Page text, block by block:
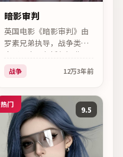
暗影审判
英国电影《暗影审判》由
罗素兄弟执导，战争类型
电影。卡司包括詹妮弗·
劳伦斯、提莫西·查拉
梅、凯特·布兰切特、斯
11月25日上映，站内支持
免费在线观看。
战争 12万3年前
热门
9.5